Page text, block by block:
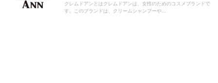
クレムドアンとはクレムドアンは、女性のためのコスメブランドで
す。このブランドは、クリームシャンプーや...